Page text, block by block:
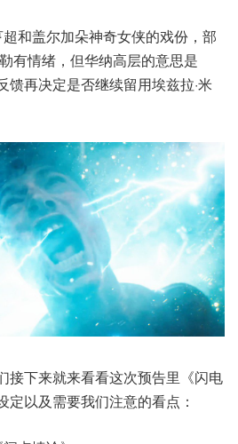
和盖尔加朵神奇女侠的戏份，部
有情绪，但华纳高层的意思是
馈再决定是否继续留用埃兹拉·米
接下来就来看看这次预告里《闪电
以及需要我们注意的看点：